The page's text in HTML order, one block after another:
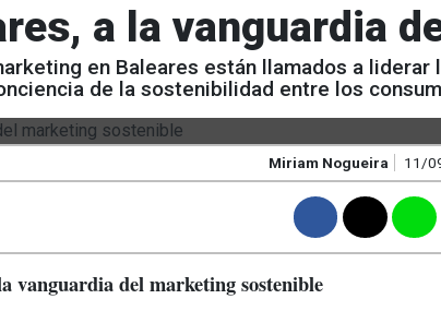
a la vanguardia
en Baleares están llamados a
de la sostenibilidad entre los
Miriam Nogueira 11/
vanguardia del marketing sostenible